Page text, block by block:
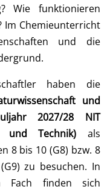
Wie funktionieren
Im Chemieunterricht
und die
haben die
und
2027/28 NIT
und Technik) als
8 bis 10 (G8) bzw. 8
zu besuchen. In
Fach finden sich